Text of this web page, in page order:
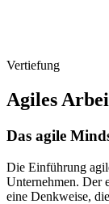
Vertiefung
Agiles
Das agile
Die Einführung
Unternehmen. Der
eine Denkweise,